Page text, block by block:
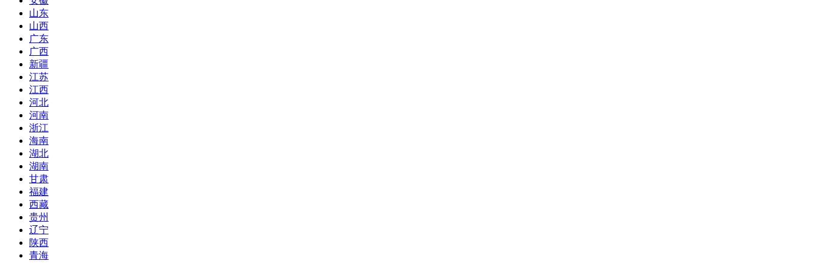
山东
山西
广东
广西
新疆
江苏
江西
河北
河南
浙江
海南
湖北
湖南
甘肃
福建
西藏
贵州
辽宁
陕西
青海